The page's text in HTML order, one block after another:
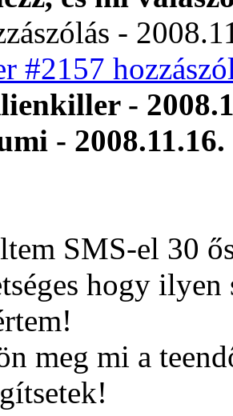
-
#2157
-
-
SMS-el 30
hogy
meg mi a